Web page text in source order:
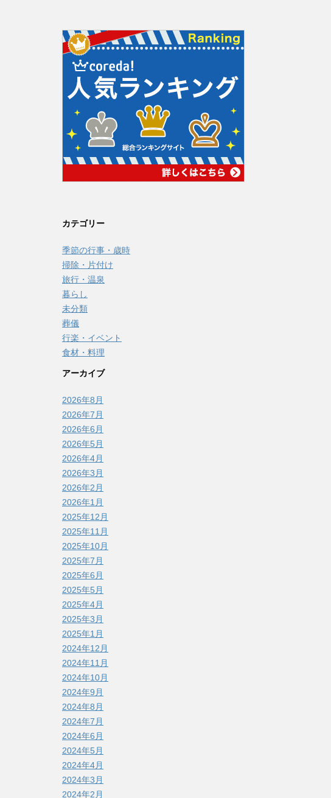
カテゴリー
季節の行事・歳時
掃除・片付け
旅行・温泉
暮らし
未分類
葬儀
行楽・イベント
食材・料理
アーカイブ
2026年8月
2026年7月
2026年6月
2026年5月
2026年4月
2026年3月
2026年2月
2026年1月
2025年12月
2025年11月
2025年10月
2025年7月
2025年6月
2025年5月
2025年4月
2025年3月
2025年1月
2024年12月
2024年11月
2024年10月
2024年9月
2024年8月
2024年7月
2024年6月
2024年5月
2024年4月
2024年3月
2024年2月